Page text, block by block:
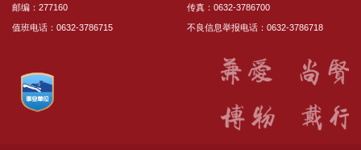
邮编：277160
值班电话：0632-3786715
传真：0632-3786700
不良信息举报电话：0632-3786718